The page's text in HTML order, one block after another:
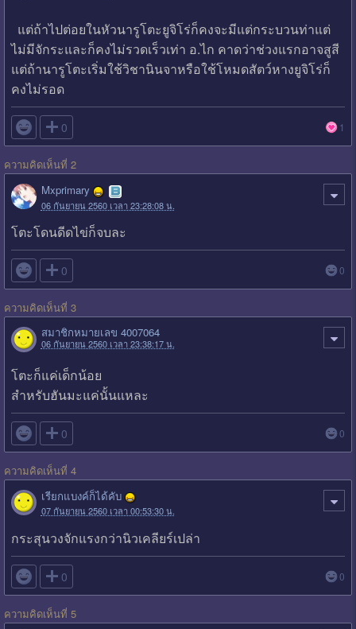
แต่ถ้าไปต่อยในหัวนารูโตะยูจิโร่ก็คงจะมีแต่กระบวนท่าแต่
ไม่มีจักระและก็คงไม่รวดเร็วเท่า อ.ไก คาดว่าช่วงแรกอาจสูสี
แต่ถ้านารูโตะเริ่มใช้วิชานินจาหรือใช้โหมดสัตว์หางยูจิโร่ก็
คงไม่รอด
 0 1
ความคิดเห็นที่ 2
Mxprimary
06 กันยายน 2560 เวลา 23:28:08 น.
โตะโดนดีดไข่ก็จบละ
 0 0
ความคิดเห็นที่ 3
สมาชิกหมายเลข 4007064
06 กันยายน 2560 เวลา 23:38:17 น.
โตะก็แค่เด็กน้อย
สำหรับฮันมะแค่นั้นแหละ
 0 0
ความคิดเห็นที่ 4
เรียกแบงค์ก็ได้คับ
07 กันยายน 2560 เวลา 00:53:30 น.
กระสุนวงจักแรงกว่านิวเคลียร์เปล่า
 0 0
ความคิดเห็นที่ 5